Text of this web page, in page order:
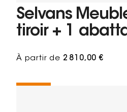
Selvans
tiroir + 1
À partir de 2 810,00 €